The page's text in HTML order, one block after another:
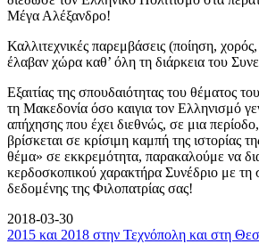
Μέγα Αλέξανδρο!
Καλλιτεχνικές παρεμβάσεις (ποίηση,
έλαβαν χώρα καθ’ όλη τη διάρκεια του
Εξαιτίας της σπουδαιότητας του θέματος
τη Μακεδονία όσο καιγια τον Ελληνισμό
απήχησης που έχει διεθνώς, σε μια
βρίσκεται σε κρίσιμη καμπή της ιστορίας
θέμα» σε εκκρεμότητα, παρακαλούμε να
κερδοσκοπικού χαρακτήρα Συνέδριο με τη
δεδομένης της Φιλοπατρίας σας!
2018-03-30
2015 και 2018 στην Τεχνόπολη και στη